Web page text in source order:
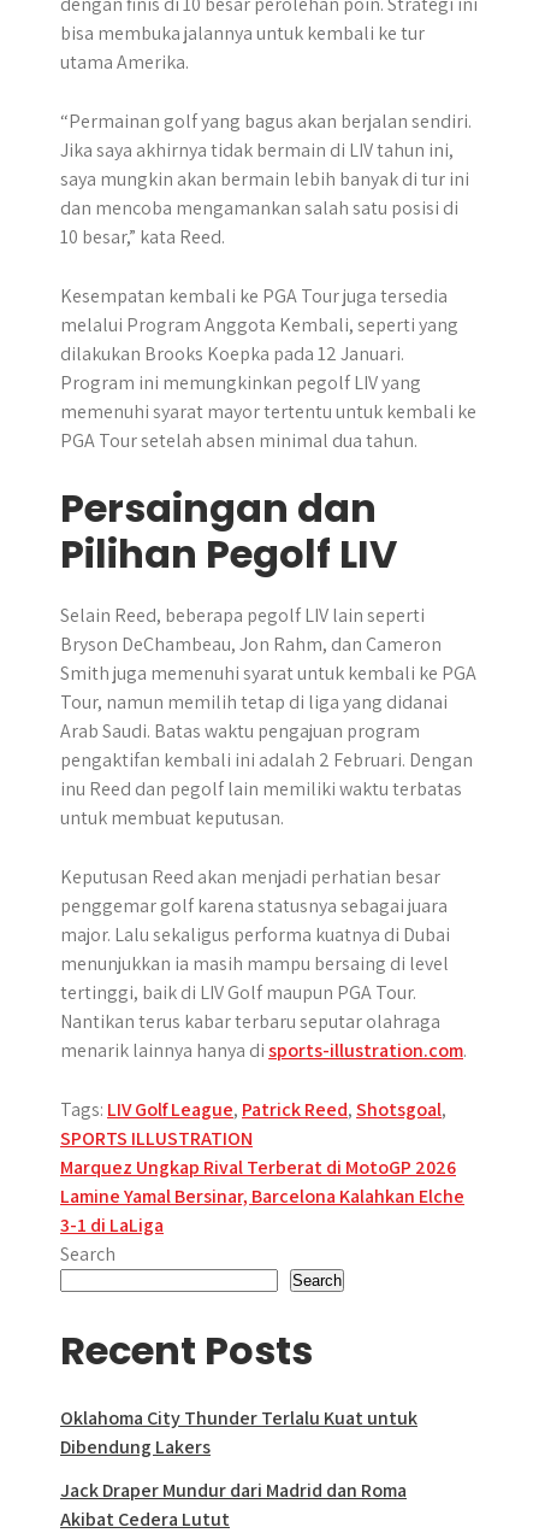
bisa membuka jalannya untuk kembali ke tur
utama Amerika.
“Permainan golf yang bagus akan berjalan sendiri.
Jika saya akhirnya tidak bermain di LIV tahun ini,
saya mungkin akan bermain lebih banyak di tur ini
dan mencoba mengamankan salah satu posisi di
10 besar,” kata Reed.
Kesempatan kembali ke PGA Tour juga tersedia
melalui Program Anggota Kembali, seperti yang
dilakukan Brooks Koepka pada 12 Januari.
Program ini memungkinkan pegolf LIV yang
memenuhi syarat mayor tertentu untuk kembali ke
PGA Tour setelah absen minimal dua tahun.
Persaingan dan
Pilihan Pegolf LIV
Selain Reed, beberapa pegolf LIV lain seperti
Bryson DeChambeau, Jon Rahm, dan Cameron
Smith juga memenuhi syarat untuk kembali ke PGA
Tour, namun memilih tetap di liga yang didanai
Arab Saudi. Batas waktu pengajuan program
pengaktifan kembali ini adalah 2 Februari. Dengan
inu Reed dan pegolf lain memiliki waktu terbatas
untuk membuat keputusan.
Keputusan Reed akan menjadi perhatian besar
penggemar golf karena statusnya sebagai juara
major. Lalu sekaligus performa kuatnya di Dubai
menunjukkan ia masih mampu bersaing di level
tertinggi, baik di LIV Golf maupun PGA Tour.
Nantikan terus kabar terbaru seputar olahraga
menarik lainnya hanya disports-illustration.com.
Tags: LIV Golf League, Patrick Reed,Shotsgoal,
SPORTS ILLUSTRATION
Post
navigation
Marquez Ungkap Rival Terberat di MotoGP 2026
Lamine Yamal Bersinar, Barcelona Kalahkan Elche
3-1 di LaLiga
Search
Search
Recent Posts
Oklahoma City Thunder Terlalu Kuat untuk
Dibendung Lakers
Jack Draper Mundur dari Madrid dan Roma
Akibat Cedera Lutut